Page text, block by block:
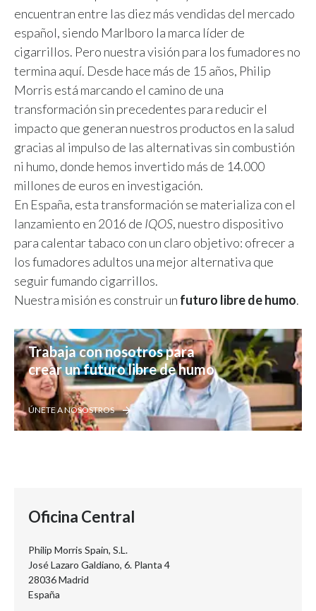
encuentran entre las diez más vendidas del mercado
español, siendo Marlboro la marca líder de
cigarrillos. Pero nuestra visión para los fumadores no
termina aquí. Desde hace más de 15 años, Philip
Morris está marcando el camino de una
transformación sin precedentes para reducir el
impacto que generan nuestros productos en la salud
gracias al impulso de las alternativas sin combustión
ni humo, donde hemos invertido más de 14.000
millones de euros en investigación.
En España, esta transformación se materializa con el
lanzamiento en 2016 de IQOS, nuestro dispositivo
para calentar tabaco con un claro objetivo: ofrecer a
los fumadores adultos una mejor alternativa que
seguir fumando cigarrillos.
Nuestra misión es construir un futuro libre de humo.
Trabaja con nosotros para
crear un futuro libre de humo
ÚNETE A NOSOSTROS
Oficina Central
Philip Morris Spain, S.L.
José Lazaro Galdiano, 6. Planta 4
28036 Madrid
España